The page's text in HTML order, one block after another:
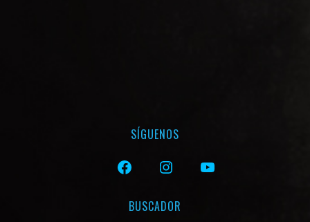
SÍGUENOS
FACEBOOKINSTAGRAMYOUTUBE
BUSCADOR